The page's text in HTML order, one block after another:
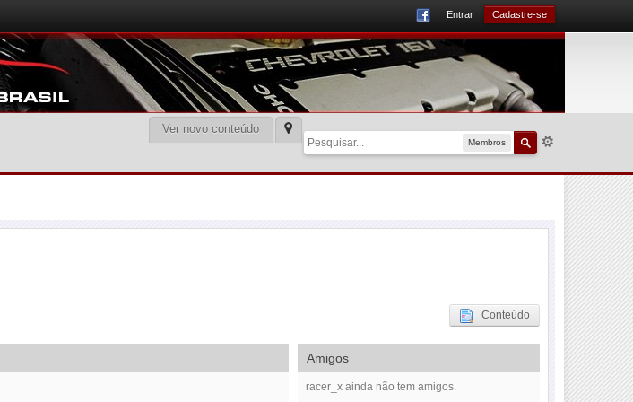
Entrar Cadastre-se
Membros
Ver novo conteúdo
Conteúdo
Amigos
racer_x ainda não tem amigos.